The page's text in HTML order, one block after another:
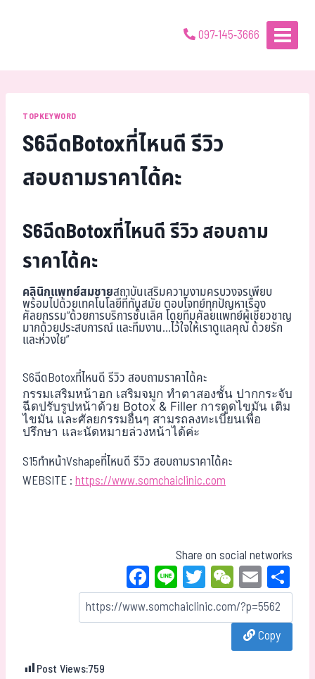
097-145-3666
TOPKEYWORD
S6ฉีดBotoxที่ไหนดี รีวิว
สอบถามราคาได้คะ
S6ฉีดBotoxที่ไหนดี รีวิว สอบถาม
ราคาได้คะ
คลินิกแพทย์สมชายสถาบันเสริมความงามครบวงจรเพียบ
พร้อมไปด้วยเทคโนโลยีที่ทันสมัย ตอบโจทย์ทุกปัญหาเรื่อง
ศัลยกรรม“ด้วยการบริการชั้นเลิศ โดยทีมศัลยแพทย์ผู้เชี่ยวชาญ
มากด้วยประสบการณ์ และทีมงาน…ไว้ใจให้เราดูแลคุณ ด้วยรัก
และห่วงใย”
S6ฉีดBotoxที่ไหนดี รีวิว สอบถามราคาได้คะ
กรรมเสริมหน้าอก เสริมจมูก ทำตาสองชั้น ปากกระจับ
ฉีดปรับรูปหน้าด้วย Botox & Filler การดูดไขมัน เติม
ไขมัน และศัลยกรรมอื่นๆ สามรถลงทะเบียนเพื่อ
ปรึกษา และนัดหมายล่วงหน้าได้ค่ะ
S15ทำหน้าVshapeที่ไหนดี รีวิว สอบถามราคาได้คะ
WEBSITE :https://www.somchaiclinic.com
Share on social networks
Fa
ce
bo
Li
ne
T
wi
tt
W
eC
ha
t
E
m
ail
Copy
Post Views:759